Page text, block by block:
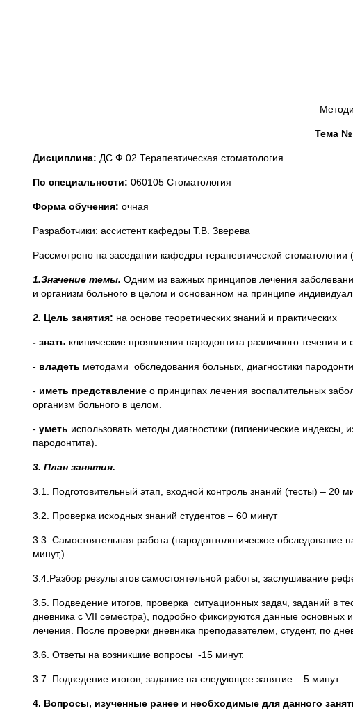
Тема №
Дисциплина: ДС.Ф.02 Терапевтическая стоматология
По специальности: 060105 Стоматология
Форма обучения: очная
Разработчики: ассистент кафедры Т.В. Зверева
Рассмотрено на заседании кафедры терапевтической
1.Значение темы. Одним из важных принципов лечения
и организм больного в целом и основанном на принципе
2. Цель занятия: на основе теоретических знаний и
- знать клинические проявления пародонтита различного течения и
- владеть методами обследования больных, диагностики
- иметь представление о принципах лечения воспалительных
организм больного в целом.
- уметь использовать методы диагностики (гигиенические
пародонтита).
3. План занятия.
3.1. Подготовительный этап, входной контроль знаний (тесты) – 20
3.2. Проверка исходных знаний студентов – 60 минут
3.3. Самостоятельная работа (пародонтологическое
минут,)
3.4.Разбор результатов самостоятельной работы, заслушивание
3.5. Подведение итогов, проверка ситуационных задач, заданий в
дневника с VII семестра), подробно фиксируются данные основных
лечения. После проверки дневника преподавателем, студент, по
3.6. Ответы на возникшие вопросы -15 минут.
3.7. Подведение итогов, задание на следующее занятие – 5 минут
4. Вопросы, изученные ранее и необходимые для данного